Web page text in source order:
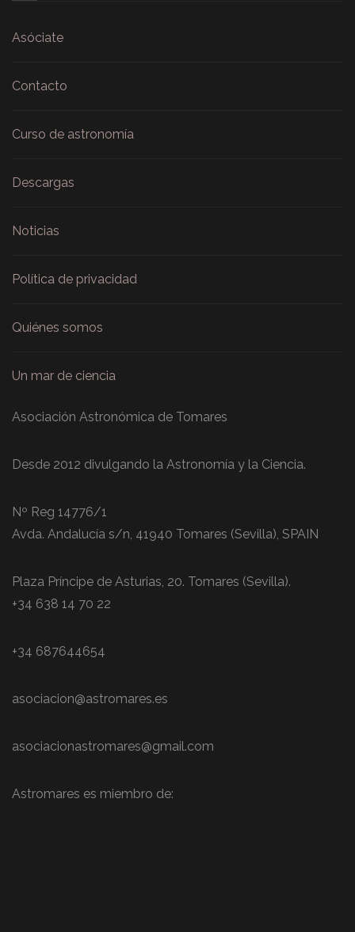
Asóciate
Contacto
Curso de astronomía
Descargas
Noticias
Política de privacidad
Quiénes somos
Un mar de ciencia
Asociación Astronómica de Tomares
Desde 2012 divulgando la Astronomía y la Ciencia.
Nº Reg 14776/1
Avda. Andalucía s/n, 41940 Tomares (Sevilla), SPAIN
Plaza Príncipe de Asturias, 20. Tomares (Sevilla).
+34 638 14 70 22
+34 687644654
asociacion@astromares.es
asociacionastromares@gmail.com
Astromares es miembro de: